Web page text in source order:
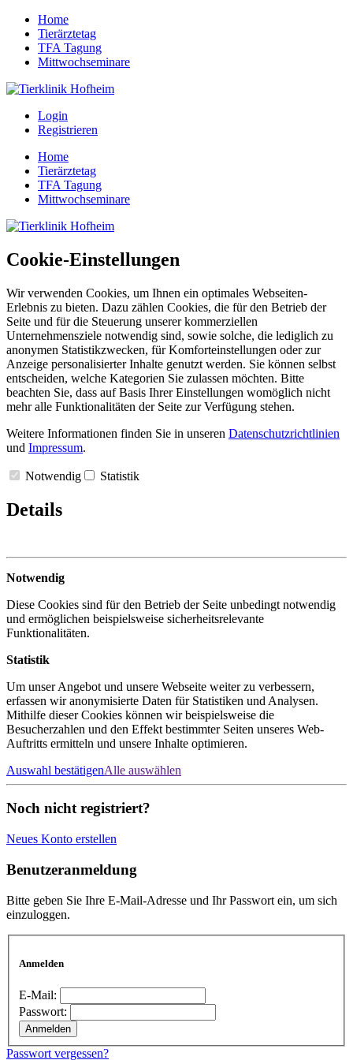
Home
Tierärztetag
TFA Tagung
Mittwochseminare
Login
Registrieren
Home
Tierärztetag
TFA Tagung
Mittwochseminare
Cookie-Einstellungen
Wir verwenden Cookies, um Ihnen ein optimales Webseiten-
Erlebnis zu bieten. Dazu zählen Cookies, die für den Betrieb der
Seite und für die Steuerung unserer kommerziellen
Unternehmensziele notwendig sind, sowie solche, die lediglich zu
anonymen Statistikzwecken, für Komforteinstellungen oder zur
Anzeige personalisierter Inhalte genutzt werden. Sie können selbst
entscheiden, welche Kategorien Sie zulassen möchten. Bitte
beachten Sie, dass auf Basis Ihrer Einstellungen womöglich nicht
mehr alle Funktionalitäten der Seite zur Verfügung stehen.
Weitere Informationen finden Sie in unseren Datenschutzrichtlinien
und Impressum.
Notwendig Statistik
Details
Notwendig
Diese Cookies sind für den Betrieb der Seite unbedingt notwendig
und ermöglichen beispielsweise sicherheitsrelevante
Funktionalitäten.
Statistik
Um unser Angebot und unsere Webseite weiter zu verbessern,
erfassen wir anonymisierte Daten für Statistiken und Analysen.
Mithilfe dieser Cookies können wir beispielsweise die
Besucherzahlen und den Effekt bestimmter Seiten unseres Web-
Auftritts ermitteln und unsere Inhalte optimieren.
Auswahl bestätigenAlle auswählen
Noch nicht registriert?
Neues Konto erstellen
Benutzeranmeldung
Bitte geben Sie Ihre E-Mail-Adresse und Ihr Passwort ein, um sich
einzuloggen.
Anmelden
E-Mail:
Passwort:
Passwort vergessen?